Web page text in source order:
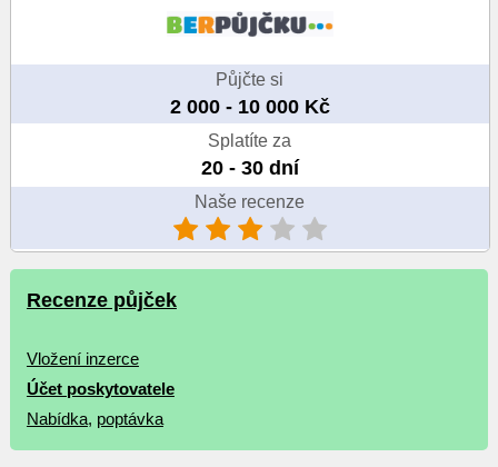
Půjčte si
2 000 - 10 000 Kč
Splatíte za
20 - 30 dní
Naše recenze
Recenze půjček
Vložení inzerce
Účet poskytovatele
Nabídka, poptávka